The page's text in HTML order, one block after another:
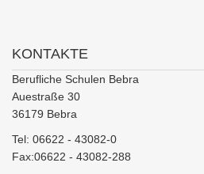
KONTAKTE
Berufliche Schulen Bebra
Auestraße 30
36179 Bebra
Tel: 06622 - 43082-0
Fax:06622 - 43082-288